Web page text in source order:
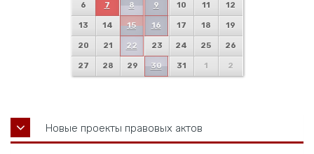
6 7 8 9 10 11 12
13 14 15 16 17 18 19
20 21 22 23 24 25 26
27 28 29 30 31 1 2
Новые проекты правовых актов